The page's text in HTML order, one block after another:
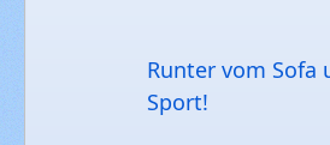
Runter vom Sofa
Sport!